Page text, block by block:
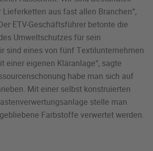
aus fast allen Branchen“,
ETV-Geschäftsführer betonte die
Umweltschutzes für sein
sind eines von fünf Textilunternehmen
einer eigenen Kläranlage“, sagte
habe man sich auf
Mit einer selbst konstruierten
stelle man
Farbstoffe verwertet werden.